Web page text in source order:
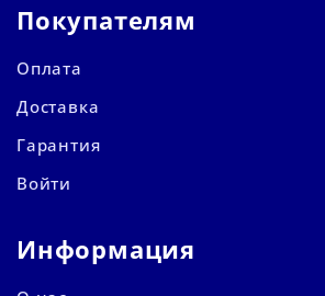
Покупателям
Оплата
Доставка
Гарантия
Войти
Информация